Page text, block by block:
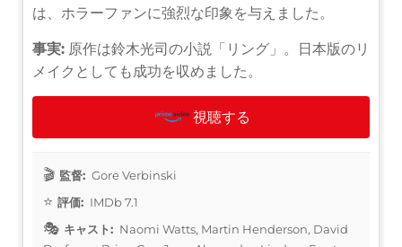
は、ホラーファンに強烈な印象を与えました。
事実: 原作は鈴木光司の小説「リング」。日本版のリ
メイクとしても成功を収めました。
視聴する
監督: Gore Verbinski
評価: IMDb 7.1
キャスト: Naomi Watts, Martin Henderson, David